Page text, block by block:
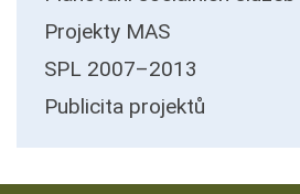
Projekty MAS
SPL 2007–2013
Publicita projektů